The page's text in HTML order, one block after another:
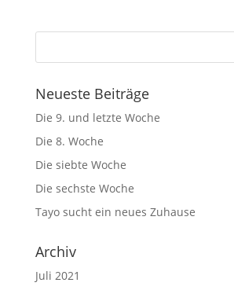
Neueste Beiträge
Die 9. und letzte Woche
Die 8. Woche
Die siebte Woche
Die sechste Woche
Tayo sucht ein neues Zuhause
Archiv
Juli 2021